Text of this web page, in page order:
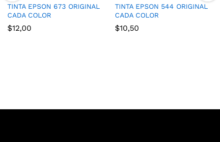
TINTA EPSON 673 ORIGINAL
CADA COLOR
$12,00
TINTA EPSON 544 ORIGINAL
CADA COLOR
$10,50